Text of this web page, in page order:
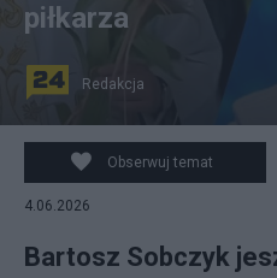
piłkarza
Redakcja
Obserwuj temat
4.06.2026
Bartosz Sobczyk